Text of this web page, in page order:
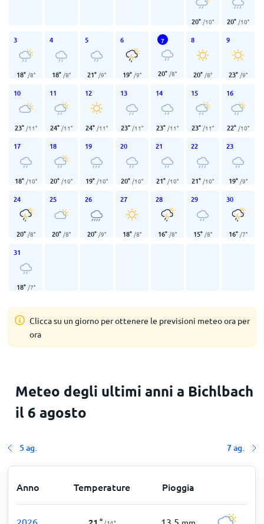
20° /10° 20° /10°
3
18° /8°
4
18° /8°
5
21° /9°
6
19° /9°
7
20° /8°
8
20° /8°
9
23° /9°
10
23° /11°
11
24° /11°
12
24° /11°
13
23° /11°
14
23° /11°
15
23° /11°
16
22° /10°
17
18° /10°
18
20° /10°
19
19° /10°
20
20° /10°
21
21° /10°
22
21° /10°
23
19° /9°
24
20° /8°
25
20° /8°
26
20° /9°
27
18° /8°
28
16° /8°
29
15° /8°
30
16° /7°
31
18° /7°
Clicca su un giorno per ottenere le previsioni meteo ora per
ora
Meteo degli ultimi anni a Bichlbach
il 6 agosto
5 ag. 7 ag.
Anno Temperature Pioggia
2026 13,5